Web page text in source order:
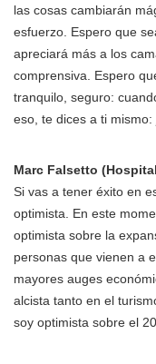
las cosas cambiarán
esfuerzo. Espero que
apreciará más a los
comprensiva. Espero
tranquilo, seguro:
eso, te dices a ti mismo:
Marc Falsetto
Si vas a tener éxito en
optimista. En este
optimista sobre la
personas que vienen a
mayores auges
alcista tanto en el
soy optimista sobre el